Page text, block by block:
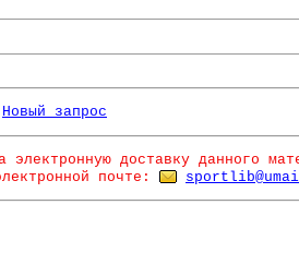
Новый запрос
электронную доставку данного
почте: